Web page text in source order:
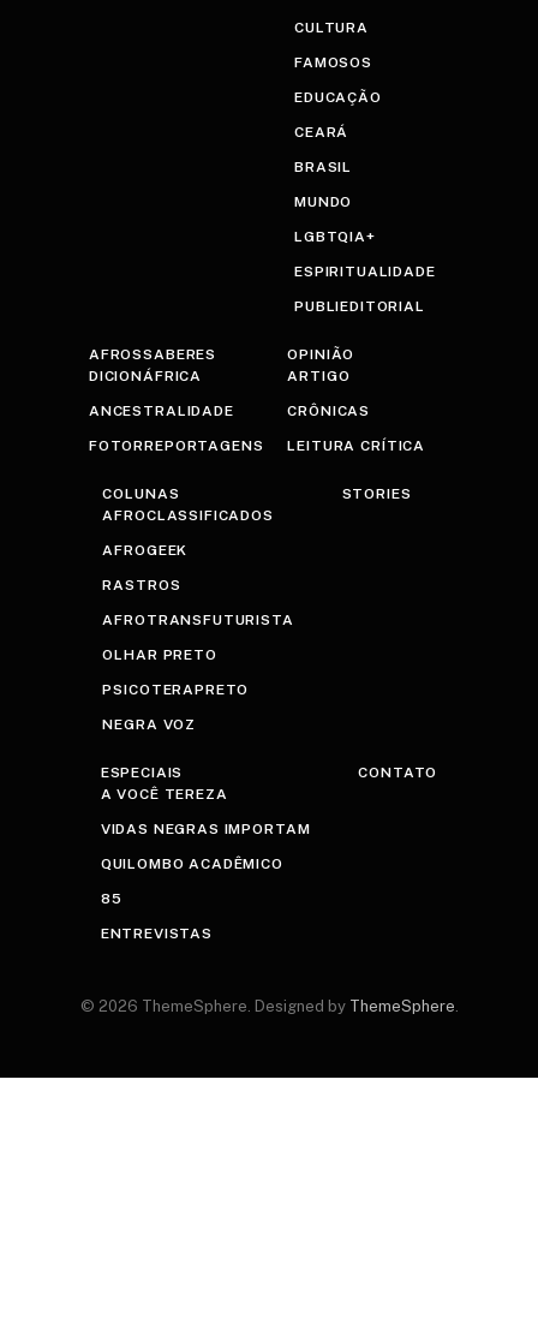
CULTURA
FAMOSOS
EDUCAÇÃO
CEARÁ
BRASIL
MUNDO
LGBTQIA+
ESPIRITUALIDADE
PUBLIEDITORIAL
AFROSSABERES
DICIONÁFRICA
ANCESTRALIDADE
FOTORREPORTAGENS
OPINIÃO
ARTIGO
CRÔNICAS
LEITURA CRÍTICA
COLUNAS
AFROCLASSIFICADOS
AFROGEEK
RASTROS
AFROTRANSFUTURISTA
OLHAR PRETO
PSICOTERAPRETO
NEGRA VOZ
STORIES
ESPECIAIS
A VOCÊ TEREZA
VIDAS NEGRAS IMPORTAM
QUILOMBO ACADÊMICO
85
ENTREVISTAS
CONTATO
© 2026 ThemeSphere. Designed by ThemeSphere